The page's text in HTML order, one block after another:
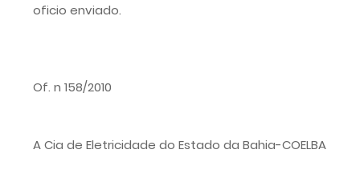
oficio enviado.
Of. n 158/2010
A Cia de Eletricidade do Estado da Bahia-COELBA